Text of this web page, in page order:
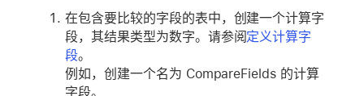
在包含要比较的字段的表中，创建一个计算字
段，其结果类型为数字。请参阅定义计算字
段。
例如，创建一个名为 CompareFields 的计算
字段。